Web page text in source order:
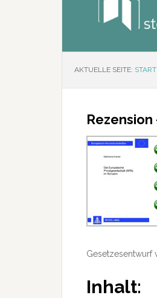
AKTUELLE SEITE: START
Gesetzesentwurf
Inhalt: